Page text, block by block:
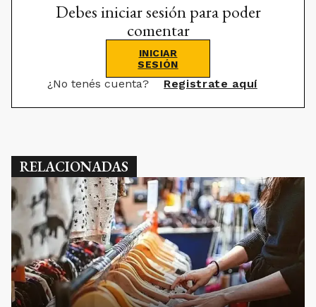
Debes iniciar sesión para poder
comentar
INICIAR
SESIÓN
¿No tenés cuenta? Registrate aquí
RELACIONADAS